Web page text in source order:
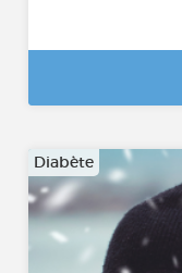
Diabète